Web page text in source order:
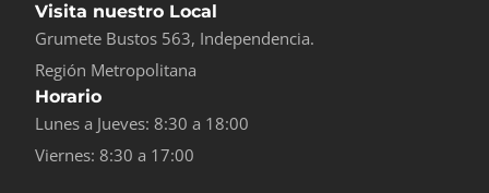
Visita nuestro Local
Grumete Bustos 563, Independencia.
Región Metropolitana
Horario
Lunes a Jueves: 8:30 a 18:00
Viernes: 8:30 a 17:00